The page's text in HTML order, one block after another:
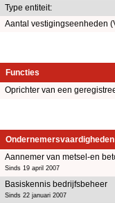
Type entiteit:
Aantal vestigingseenheden
Functies
Oprichter van een
Aannemer van metsel-en
Sinds 19 april 2007
Basiskennis bedrijfsbeheer
Sinds 22 januari 2007